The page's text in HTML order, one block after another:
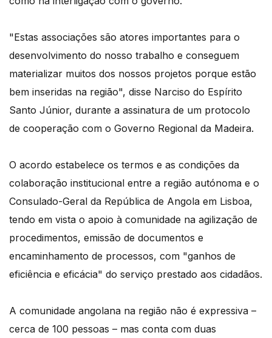
"Estas associações são atores importantes para o
desenvolvimento do nosso trabalho e conseguem
materializar muitos dos nossos projetos porque estão
bem inseridas na região", disse Narciso do Espírito
Santo Júnior, durante a assinatura de um protocolo
de cooperação com o Governo Regional da Madeira.
O acordo estabelece os termos e as condições da
colaboração institucional entre a região autónoma e o
Consulado-Geral da República de Angola em Lisboa,
tendo em vista o apoio à comunidade na agilização de
procedimentos, emissão de documentos e
encaminhamento de processos, com "ganhos de
eficiência e eficácia" do serviço prestado aos cidadãos.
A comunidade angolana na região não é expressiva –
cerca de 100 pessoas – mas conta com duas